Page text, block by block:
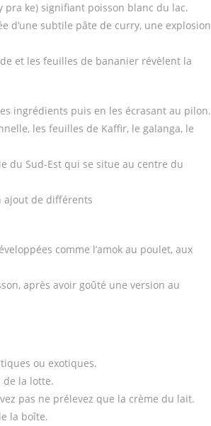
pra ke) signifiant poisson blanc du lac.
d’une subtile pâte de curry, une explosion
et les feuilles de bananier révèlent la
ingrédients puis en les écrasant au pilon.
les feuilles de Kaffir, le galanga, le
du Sud-Est qui se situe au centre du
ajout de différents
comme l’amok au poulet, aux
après avoir goûté une version au
ou exotiques.
de la lotte.
pas ne prélevez que la crème du lait.
la boîte.